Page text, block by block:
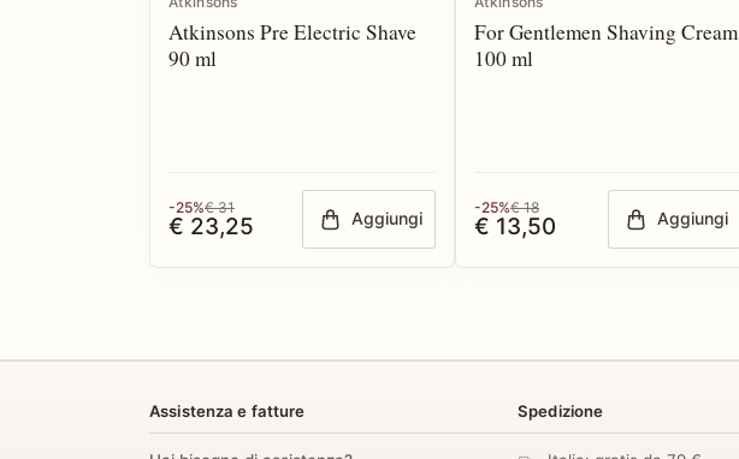
Atkinsons Pre Electric Shave
90 ml
-25%€ 31
€ 23,25 Aggiungi
For Gentlemen Shaving Cream
100 ml
-25%€ 18
€ 13,50 Aggiungi
Assistenza e fatture Spedizione